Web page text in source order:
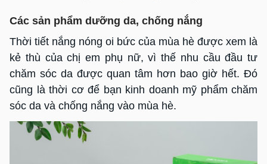
Các sản phẩm dưỡng da, chống nắng
Thời tiết nắng nóng oi bức của mùa hè được xem là
kẻ thù của chị em phụ nữ, vì thế nhu cầu đầu tư
chăm sóc da được quan tâm hơn bao giờ hết. Đó
cũng là thời cơ để bạn kinh doanh mỹ phẩm chăm
sóc da và chống nắng vào mùa hè.